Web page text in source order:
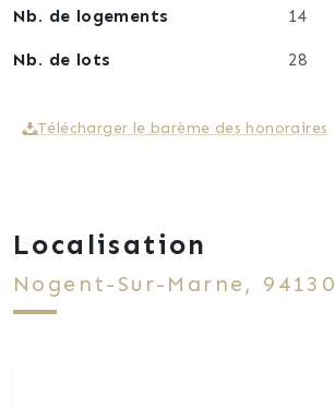
Nb. de logements 14
Nb. de lots 28
Télécharger le barème des honoraires
Localisation
Nogent-Sur-Marne, 94130